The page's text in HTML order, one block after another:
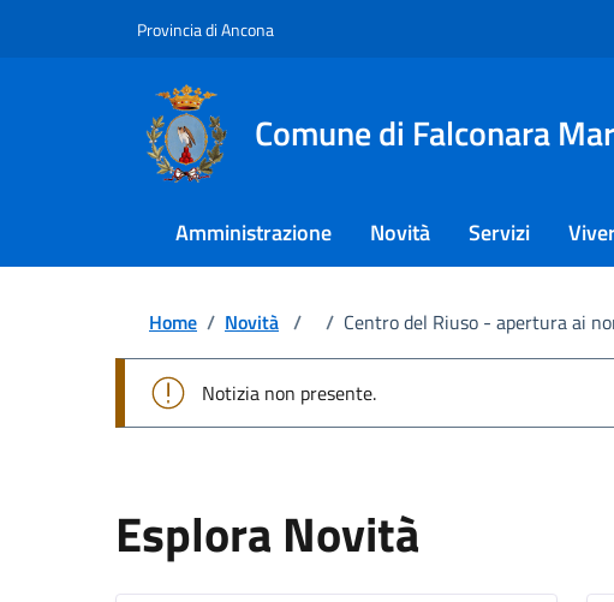
Provincia di Ancona
Comune di Falconara
Amministrazione Novità Servizi
Home / Novità / / Centro del Riuso - apertura ai
Notizia non presente.
Esplora Novità